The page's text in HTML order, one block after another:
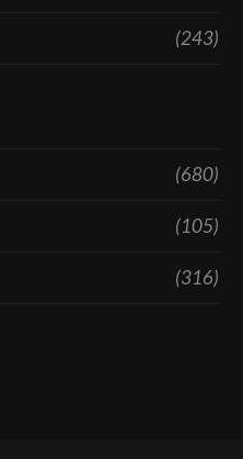
(243)
(680)
(105)
(316)